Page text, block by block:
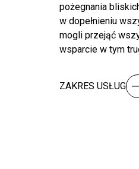
pożegnania
w dopełnieniu
mogli przejąć
wsparcie w tym
ZAKRES USŁUG